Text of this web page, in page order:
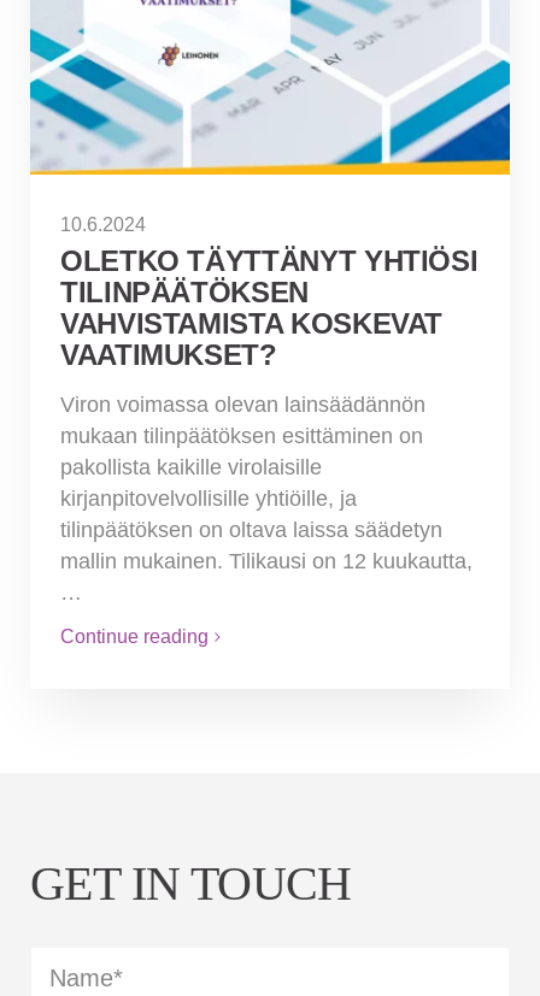
10.6.2024
OLETKO TÄYTTÄNYT YHTIÖSI
TILINPÄÄTÖKSEN
VAHVISTAMISTA KOSKEVAT
VAATIMUKSET?
Viron voimassa olevan lainsäädännön
mukaan tilinpäätöksen esittäminen on
pakollista kaikille virolaisille
kirjanpitovelvollisille yhtiöille, ja
tilinpäätöksen on oltava laissa säädetyn
mallin mukainen. Tilikausi on 12 kuukautta,
…
Continue reading
GET IN TOUCH